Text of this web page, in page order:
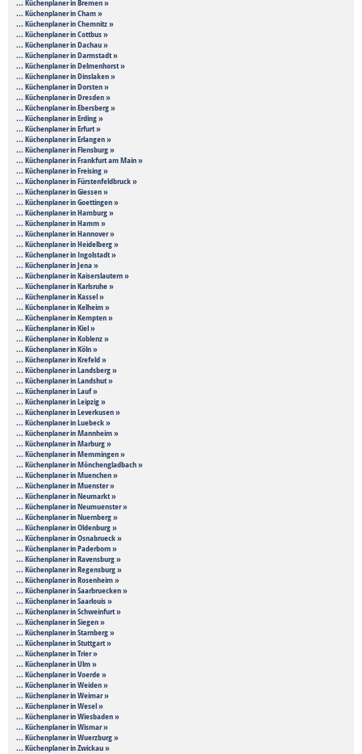
... Küchenplaner in Bremen »
... Küchenplaner in Cham »
... Küchenplaner in Chemnitz »
... Küchenplaner in Cottbus »
... Küchenplaner in Dachau »
... Küchenplaner in Darmstadt »
... Küchenplaner in Delmenhorst »
... Küchenplaner in Dinslaken »
... Küchenplaner in Dorsten »
... Küchenplaner in Dresden »
... Küchenplaner in Ebersberg »
... Küchenplaner in Erding »
... Küchenplaner in Erfurt »
... Küchenplaner in Erlangen »
... Küchenplaner in Flensburg »
... Küchenplaner in Frankfurt am Main »
... Küchenplaner in Freising »
... Küchenplaner in Fürstenfeldbruck »
... Küchenplaner in Giessen »
... Küchenplaner in Goettingen »
... Küchenplaner in Hamburg »
... Küchenplaner in Hamm »
... Küchenplaner in Hannover »
... Küchenplaner in Heidelberg »
... Küchenplaner in Ingolstadt »
... Küchenplaner in Jena »
... Küchenplaner in Kaiserslautern »
... Küchenplaner in Karlsruhe »
... Küchenplaner in Kassel »
... Küchenplaner in Kelheim »
... Küchenplaner in Kempten »
... Küchenplaner in Kiel »
... Küchenplaner in Koblenz »
... Küchenplaner in Köln »
... Küchenplaner in Krefeld »
... Küchenplaner in Landsberg »
... Küchenplaner in Landshut »
... Küchenplaner in Lauf »
... Küchenplaner in Leipzig »
... Küchenplaner in Leverkusen »
... Küchenplaner in Luebeck »
... Küchenplaner in Mannheim »
... Küchenplaner in Marburg »
... Küchenplaner in Memmingen »
... Küchenplaner in Mönchengladbach »
... Küchenplaner in Muenchen »
... Küchenplaner in Muenster »
... Küchenplaner in Neumarkt »
... Küchenplaner in Neumuenster »
... Küchenplaner in Nuernberg »
... Küchenplaner in Oldenburg »
... Küchenplaner in Osnabrueck »
... Küchenplaner in Paderborn »
... Küchenplaner in Ravensburg »
... Küchenplaner in Regensburg »
... Küchenplaner in Rosenheim »
... Küchenplaner in Saarbruecken »
... Küchenplaner in Saarlouis »
... Küchenplaner in Schweinfurt »
... Küchenplaner in Siegen »
... Küchenplaner in Starnberg »
... Küchenplaner in Stuttgart »
... Küchenplaner in Trier »
... Küchenplaner in Ulm »
... Küchenplaner in Voerde »
... Küchenplaner in Weiden »
... Küchenplaner in Weimar »
... Küchenplaner in Wesel »
... Küchenplaner in Wiesbaden »
... Küchenplaner in Wismar »
... Küchenplaner in Wuerzburg »
... Küchenplaner in Zwickau »